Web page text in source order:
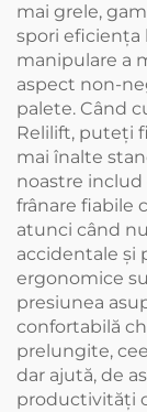
mai grele,
spori eficiența
manipulare a
aspect non-
palete. Când
Relilift, puteţi
mai înalte
noastre
frânare fiabile
atunci când
accidentale și
ergonomice
presiunea
confortabilă
prelungite,
dar ajută, de
productivități